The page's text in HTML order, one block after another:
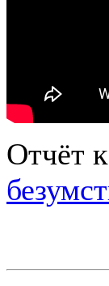
Отчёт